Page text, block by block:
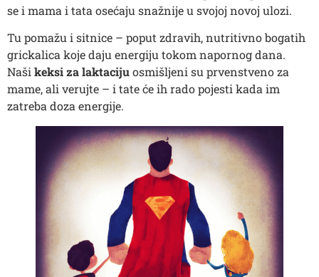
se i mama i tata osećaju snažnije u svojoj novoj ulozi.
Tu pomažu i sitnice – poput zdravih, nutritivno bogatih
grickalica koje daju energiju tokom napornog dana.
Našikeksi za laktacijuosmišljeni su prvenstveno za
mame, ali verujte – i tate će ih rado pojesti kada im
zatreba doza energije.